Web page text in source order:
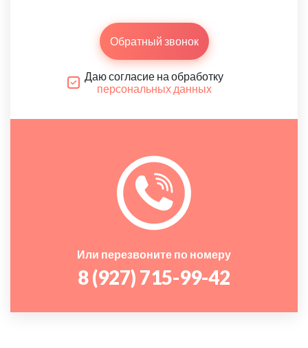
Обратный звонок
Даю согласие на обработку
персональных данных
Или перезвоните по номеру
8 (927) 715-99-42